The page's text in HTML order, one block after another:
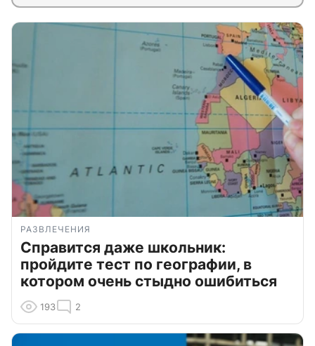
РАЗВЛЕЧЕНИЯ
Справится даже школьник:
пройдите тест по географии, в
котором очень стыдно ошибиться
193 2